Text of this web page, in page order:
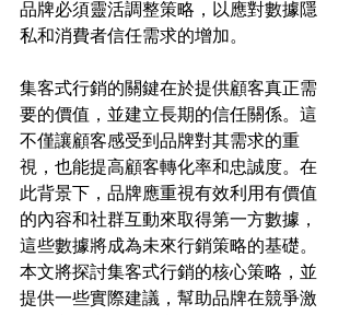
品牌必須靈活調整策略，以應對數據隱
私和消費者信任需求的增加。
集客式行銷的關鍵在於提供顧客真正需
要的價值，並建立長期的信任關係。這
不僅讓顧客感受到品牌對其需求的重
視，也能提高顧客轉化率和忠誠度。在
此背景下，品牌應重視有效利用有價值
的內容和社群互動來取得第一方數據，
這些數據將成為未來行銷策略的基礎。
本文將探討集客式行銷的核心策略，並
提供一些實際建議，幫助品牌在競爭激